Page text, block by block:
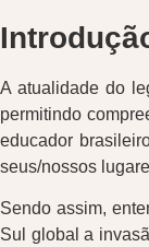
A atualidade do
permitindo
educador
seus/nossos
Sendo assim,
Sul global a